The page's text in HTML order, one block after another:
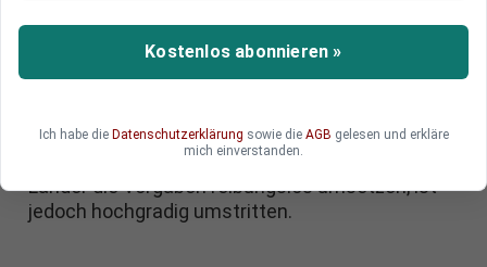
Skepsis
In der Europäischen Union gelten ab sofort
grundlegend reformierte Regeln für das
Erfassung von Geflüchteten und die Solidarität
unter den Mitgliedstaaten neu regeln. Ob alle
Länder die Vorgaben reibungslos umsetzen, ist
jedoch hochgradig umstritten.
Kostenlos abonnieren »
Ich habe die Datenschutzerklärung sowie die AGB gelesen und erkläre
mich einverstanden.